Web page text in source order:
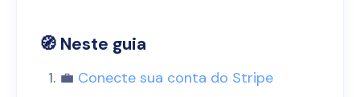
🧭 Neste guia
💼 Conecte sua conta do Stripe